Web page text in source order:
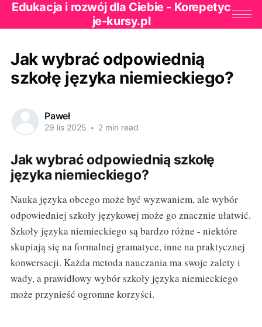
Edukacja i rozwój dla Ciebie - Korepetyc
je-kursy.pl
Jak wybrać odpowiednią
szkołę języka niemieckiego?
Paweł
29 lis 2025 • 2 min read
Jak wybrać odpowiednią szkołę
języka niemieckiego?
Nauka języka obcego może być wyzwaniem, ale wybór
odpowiedniej szkoły językowej może go znacznie ułatwić.
Szkoły języka niemieckiego są bardzo różne - niektóre
skupiają się na formalnej gramatyce, inne na praktycznej
konwersacji. Każda metoda nauczania ma swoje zalety i
wady, a prawidłowy wybór szkoły języka niemieckiego
może przynieść ogromne korzyści.